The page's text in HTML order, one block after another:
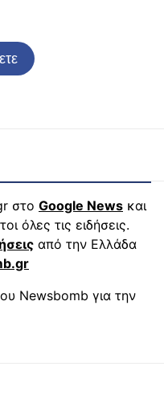
στο Google News και
όλες τις ειδήσεις.
από την Ελλάδα
Newsbomb για την